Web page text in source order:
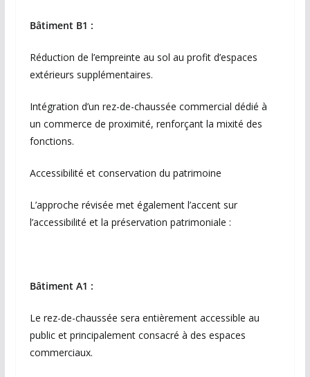
Bâtiment B1 :
Réduction de l’empreinte au sol au profit d’espaces
extérieurs supplémentaires.
Intégration d’un rez-de-chaussée commercial dédié à
un commerce de proximité, renforçant la mixité des
fonctions.
Accessibilité et conservation du patrimoine
L’approche révisée met également l’accent sur
l’accessibilité et la préservation patrimoniale :
Bâtiment A1 :
Le rez-de-chaussée sera entièrement accessible au
public et principalement consacré à des espaces
commerciaux.